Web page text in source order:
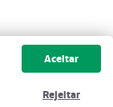
Aceitar
Rejeitar